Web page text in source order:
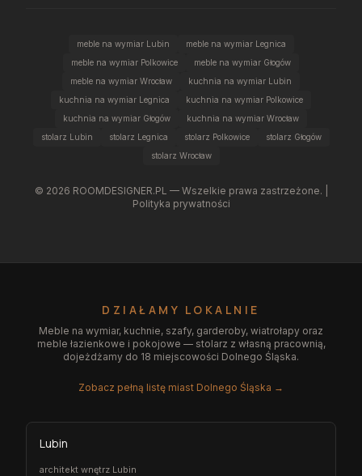
meble na wymiar Lubin
meble na wymiar Legnica
meble na wymiar Polkowice
meble na wymiar Głogów
meble na wymiar Wrocław
kuchnia na wymiar Lubin
kuchnia na wymiar Legnica
kuchnia na wymiar Polkowice
kuchnia na wymiar Głogów
kuchnia na wymiar Wrocław
stolarz Lubin
stolarz Legnica stolarz Polkowice
stolarz Głogów
stolarz Wrocław
© 2026 ROOMDESIGNER.PL — Wszelkie prawa zastrzeżone. |
Polityka prywatności
DZIAŁAMY LOKALNIE
Meble na wymiar, kuchnie, szafy, garderoby, wiatrołapy oraz
meble łazienkowe i pokojowe — stolarz z własną pracownią,
dojeżdżamy do 18 miejscowości Dolnego Śląska.
Zobacz pełną listę miast Dolnego Śląska →
Lubin
architekt wnętrz Lubin